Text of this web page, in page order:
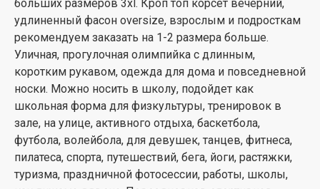
больших размеров 3xl. Кроп топ корсет вечерний,
удлиненный фасон oversize, взрослым и подросткам
рекомендуем заказать на 1-2 размера больше.
Уличная, прогулочная олимпийка с длинным,
коротким рукавом, одежда для дома и повседневной
носки. Можно носить в школу, подойдет как
школьная форма для физкультуры, тренировок в
зале, на улице, активного отдыха, баскетбола,
футбола, волейбола, для девушек, танцев, фитнеса,
пилатеса, спорта, путешествий, бега, йоги, растяжки,
туризма, праздничной фотосессии, работы, школы,